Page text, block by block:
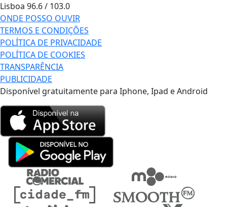
Lisboa 96.6 / 103.0
ONDE POSSO OUVIR
TERMOS E CONDIÇÕES
POLÍTICA DE PRIVACIDADE
POLÍTICA DE COOKIES
TRANSPARÊNCIA
PUBLICIDADE
Disponível gratuitamente para Iphone, Ipad e Android